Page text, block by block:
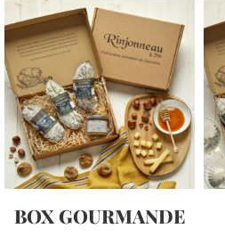
BOX GOURMANDE